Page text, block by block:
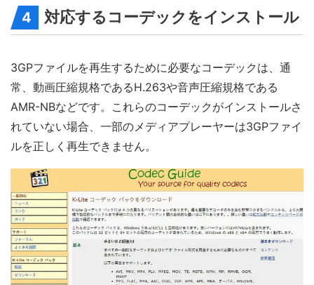
4 対応するコーデックをインストール
3GPファイルを再生するために必要なコーデックは、通
常、動画圧縮規格であるH.263や音声圧縮規格である
AMR-NBなどです。これらのコーデックがインストールさ
れていない場合、一部のメディアプレーヤーは3GPファイ
ルを正しく再生できません。